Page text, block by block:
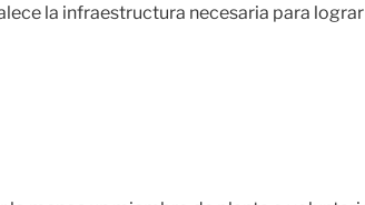
la infraestructura necesaria para